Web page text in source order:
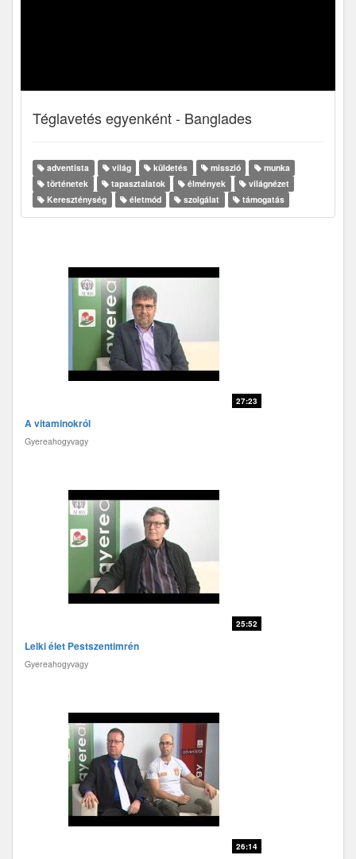
Téglavetés egyenként - Banglades
adventista világ küldetés misszió
munka
történetek
tapasztalatok élmények
világnézet
Kereszténység
életmód szolgálat támogatás
27:23
A vitaminokról
Gyereahogyvagy
25:52
Lelki élet Pestszentimrén
Gyereahogyvagy
26:14